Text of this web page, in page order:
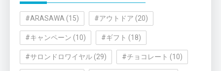
#ARASAWA (15) #アウトドア (20)
#キャンペーン (10) #ギフト (18)
#サロンドロワイヤル (29) #チョコレート (10)